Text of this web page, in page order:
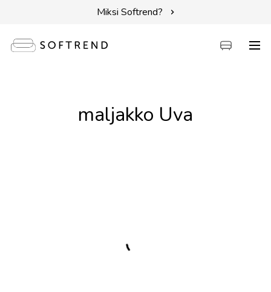
Miksi Softrend?
maljakko Uva